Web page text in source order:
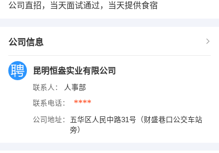
公司直招，当天面试通过，当天提供食宿
公司信息
昆明恒盎实业有限公司
联系人： 人事部
联系电话： ****
公司地址：
五华区人民中路31号（财盛巷口公交车站
旁）